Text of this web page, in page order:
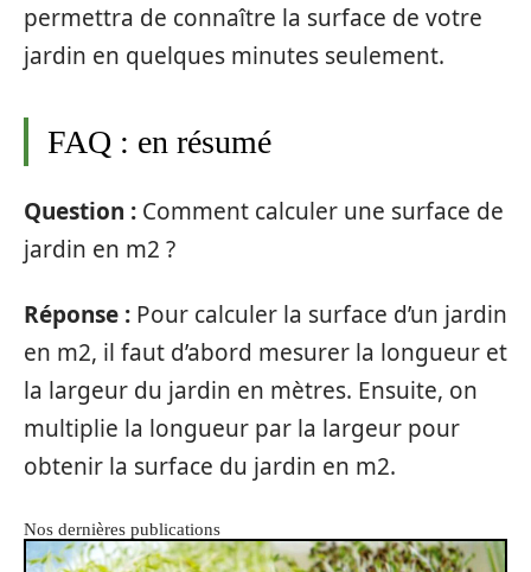
permettra de connaître la surface de votre
jardin en quelques minutes seulement.
FAQ : en résumé
Question : Comment calculer une surface de
jardin en m2 ?
Réponse : Pour calculer la surface d’un jardin
en m2, il faut d’abord mesurer la longueur et
la largeur du jardin en mètres. Ensuite, on
multiplie la longueur par la largeur pour
obtenir la surface du jardin en m2.
Nos dernières publications